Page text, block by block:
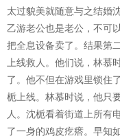
太过貌美就随意与之结婚
乙游老公也是老公，不可
把全息设备卖了。结果第
上线救人。他们说，林慕
了。他不但在游戏里锁住
栀上线。林慕时说，他只
人。沈栀看着街道上所有
了一身的鸡皮疙瘩。早知